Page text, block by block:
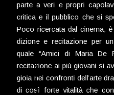
parte a veri e propri
critica e il pubblico che si
Poco ricercata dal cinema,
dizione e recitazione per
quale “Amici di Maria De
recitazione ai più giovani si
gioia nei confronti dell’arte
di così forte vitalità che